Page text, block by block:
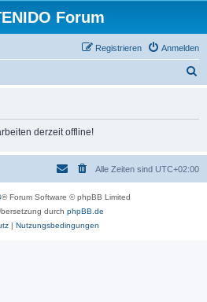
Forum
Anmelden
Registrieren
derzeit offline!
Alle Zeiten sind UTC+02:00
® Forum Software © phpBB Limited
durch phpBB.de
| Nutzungsbedingungen